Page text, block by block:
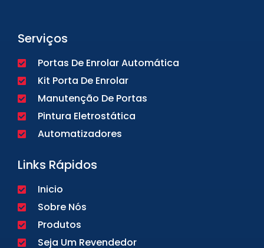
Serviços
Portas De Enrolar Automática
Kit Porta De Enrolar
Manutenção De Portas
Pintura Eletrostática
Automatizadores
Links Rápidos
Inicio
Sobre Nós
Produtos
Seja Um Revendedor